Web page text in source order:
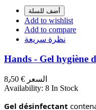
أضف للسلة
Add to wishlist
Add to compare
نظرة سريعة
Hands - Gel hygiène
السعر € 8٫50
Availability: 8 In Stock
Gel désinfectant